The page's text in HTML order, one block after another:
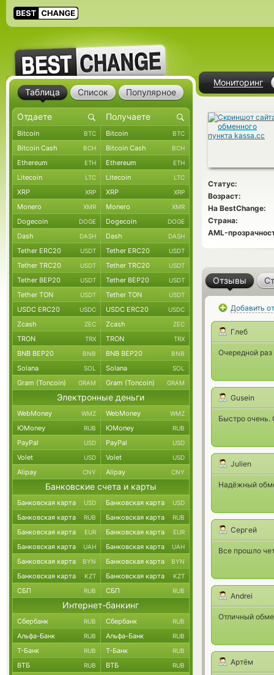
Мониторинг
Статус:
Возраст:
На BestChange:
Страна:
AML-
Отзывы
Добавить
Глеб
Очередной
Gusein
Быстро очень.
Julien
Надёжный
Сергей
Все прошло
Andrei
Отличный
Артём
Таблица Список Популярное
Bitcoin BTC Bitcoin BTC
Bitcoin Cash BCH Bitcoin Cash BCH
Ethereum ETH Ethereum ETH
Litecoin LTC Litecoin LTC
XRP XRP XRP XRP
Monero XMR Monero XMR
Dogecoin DOGE Dogecoin DOGE
Dash DASH Dash DASH
Tether ERC20 USDT Tether ERC20 USDT
Tether TRC20 USDT Tether TRC20 USDT
Tether BEP20 USDT Tether BEP20 USDT
Tether TON USDT Tether TON USDT
USDC ERC20 USDC USDC ERC20 USDC
Zcash ZEC Zcash ZEC
TRON TRX TRON TRX
BNB BEP20 BNB BNB BEP20 BNB
Solana SOL Solana SOL
Gram (Toncoin) GRAM Gram (Toncoin) GRAM
Электронные деньги
WebMoney WMZ WebMoney WMZ
ЮMoney RUB ЮMoney RUB
PayPal USD PayPal USD
Volet USD Volet USD
Alipay CNY Alipay CNY
Банковские счета и карты
Банковская карта USD Банковская карта USD
Банковская карта RUB Банковская карта RUB
Банковская карта EUR Банковская карта EUR
Банковская карта UAH Банковская карта UAH
Банковская карта BYN Банковская карта BYN
Банковская карта KZT Банковская карта KZT
СБП RUB СБП RUB
Интернет-банкинг
Сбербанк RUB Сбербанк RUB
Альфа-Банк RUB Альфа-Банк RUB
Т-Банк RUB Т-Банк RUB
ВТБ RUB ВТБ RUB